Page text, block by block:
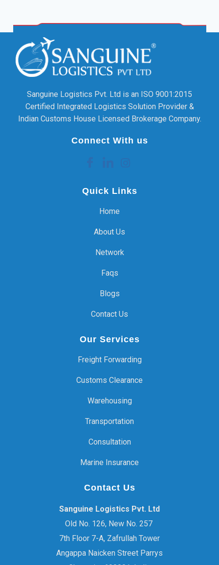
Sanguine Logistics Pvt. Ltd is an ISO 9001:2015
Certified Integrated Logistics Solution Provider &
Indian Customs House Licensed Brokerage Company.
Connect With us
Quick Links
Home
About Us
Network
Faqs
Blogs
Contact Us
Our Services
Freight Forwarding
Customs Clearance
Warehousing
Transportation
Consultation
Marine Insurance
Contact Us
Sanguine Logistics Pvt. Ltd
Old No. 126, New No. 257
7th Floor 7-A, Zafrullah Tower
Angappa Naicken Street Parrys